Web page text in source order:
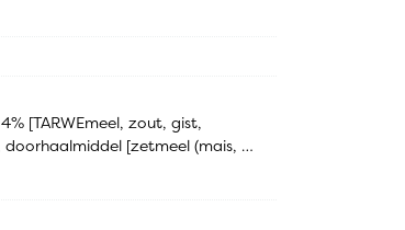
[TARWEmeel, zout, gist,
doorhaalmiddel [zetmeel (mais,
eiwit (soja), emulgator: E466,